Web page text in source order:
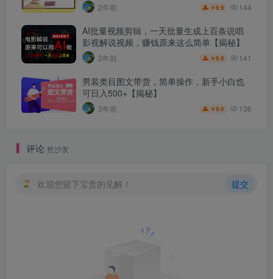
2年前 ￥9.9 144
AI批量视频剪辑，一天批量生成上百条说唱
影视解说视频，赚钱原来这么简单【揭秘】
2年前 ￥9.9 141
男装类目图文带货，简单操作，新手小白也
可日入500+【揭秘】
3年前 ￥9.9 136
评论 抢沙发
欢迎您留下宝贵的见解！ 提交